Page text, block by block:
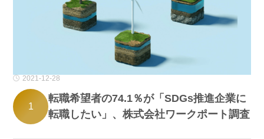
2021-12-28
1
転職希望者の74.1％が「SDGs推進企業に
転職したい」、株式会社ワークポート調査